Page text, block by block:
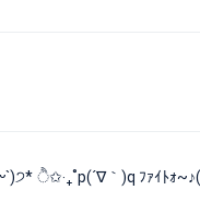
ੈ✩‧₊˚p(´∇｀)q ﾌｧｲﾄｫ